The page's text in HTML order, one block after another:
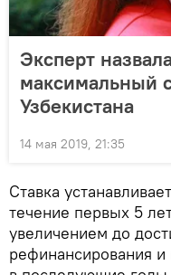
Эксперт
максимальный
Узбекистана
14 мая 2019, 21:35
Ставка
течение первых 5
увеличением до
рефинансирования и